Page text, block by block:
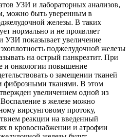
УЗИ и лабораторных анализов,
можно быть уверенным в
железы. В таких
нормально и не проявляет
УЗИ показывает увеличение
поджелудочной железы
на острый панкреатит. При
и онкологии повышение
о замещении тканей
фиброзными тканями. В этом
увеличением одной из
Воспаление в железе можно
вирсунговому протоку,
реакции на введенный
в кровоснабжении и атрофии